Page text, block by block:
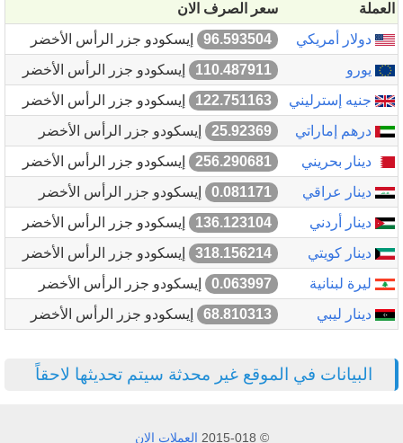
العملة
سعر الصرف الان
دولار أمريكي
96.593504
إيسكودو جزر الرأس الأخضر
يورو
110.487911
إيسكودو جزر الرأس الأخضر
جنيه إسترليني
122.751163
إيسكودو جزر الرأس الأخضر
درهم إماراتي
25.92369
إيسكودو جزر الرأس الأخضر
دينار بحريني
256.290681
إيسكودو جزر الرأس الأخضر
دينار عراقي
0.081171
إيسكودو جزر الرأس الأخضر
دينار أردني
136.123104
إيسكودو جزر الرأس الأخضر
دينار كويتي
318.156214
إيسكودو جزر الرأس الأخضر
ليرة لبنانية
0.063997
إيسكودو جزر الرأس الأخضر
دينار ليبي
68.810313 إيسكودو جزر الرأس الأخضر
البيانات في الموقع غير محدثة سيتم تحديثها لاحقاً
© 2015-018 العملات الان